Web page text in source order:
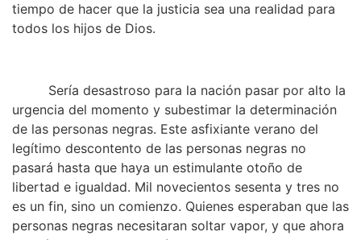
tiempo de hacer que la justicia sea una realidad para
todos los hijos de Dios.
Sería desastroso para la nación pasar por alto la
urgencia del momento y subestimar la determinación
de las personas negras. Este asfixiante verano del
legítimo descontento de las personas negras no
pasará hasta que haya un estimulante otoño de
libertad e igualdad. Mil novecientos sesenta y tres no
es un fin, sino un comienzo. Quienes esperaban que las
personas negras necesitaran soltar vapor, y que ahora